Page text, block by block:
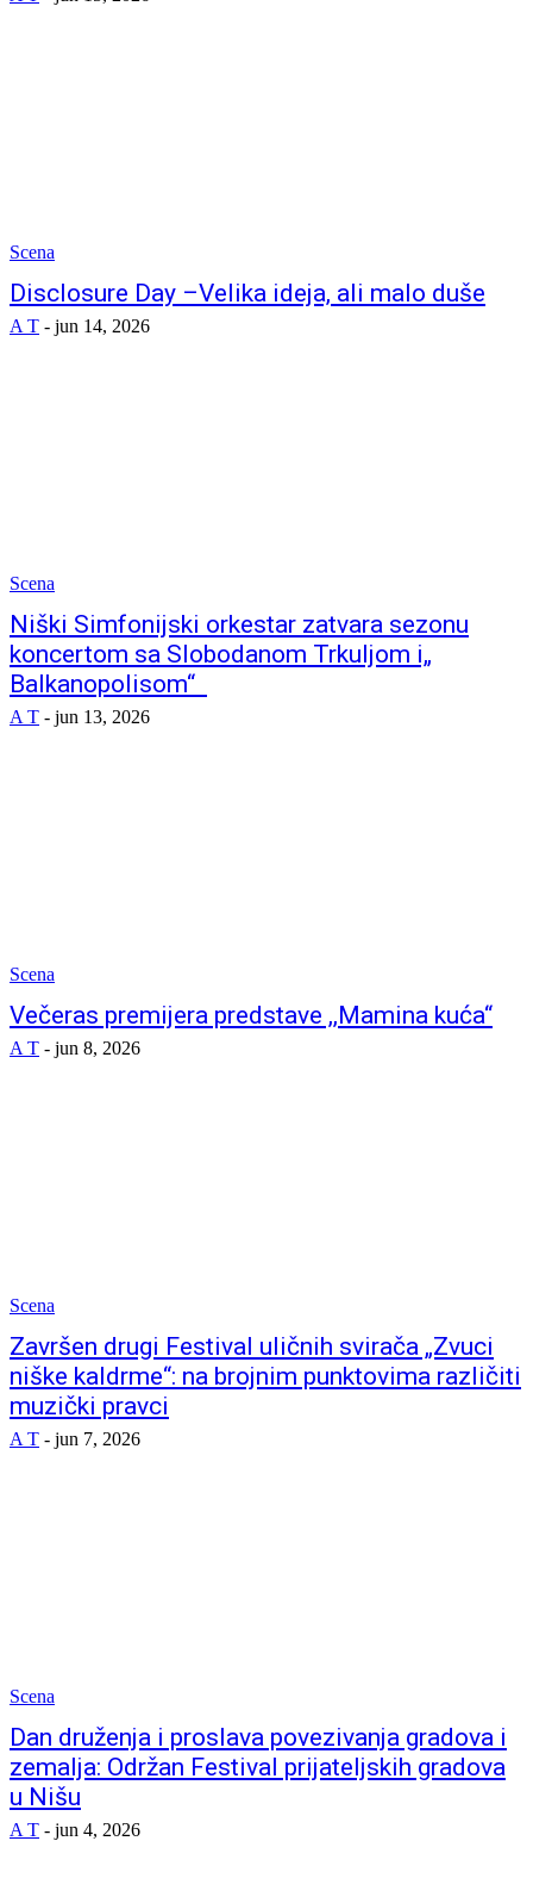
Scena
Disclosure Day –Velika ideja, ali malo duše
A T - jun 14, 2026
Scena
Niški Simfonijski orkestar zatvara sezonu
koncertom sa Slobodanom Trkuljom i„
Balkanopolisom“
A T - jun 13, 2026
Scena
Večeras premijera predstave ,,Mamina kuća“
A T - jun 8, 2026
Scena
Završen drugi Festival uličnih svirača „Zvuci
niške kaldrme“: na brojnim punktovima različiti
muzički pravci
A T - jun 7, 2026
Scena
Dan druženja i proslava povezivanja gradova i
zemalja: Održan Festival prijateljskih gradova
u Nišu
A T - jun 4, 2026